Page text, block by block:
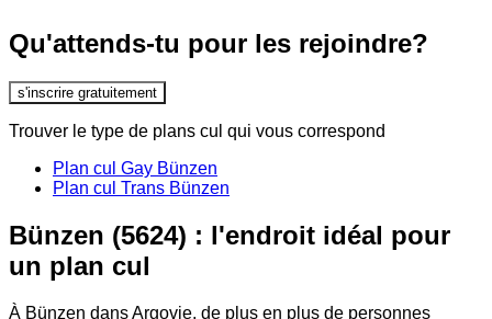
Qu'attends-tu pour les rejoindre?
s'inscrire gratuitement
Trouver le type de plans cul qui vous correspond
Plan cul Gay Bünzen
Plan cul Trans Bünzen
Bünzen (5624) : l'endroit idéal pour
un plan cul
À Bünzen dans Argovie, de plus en plus de personnes